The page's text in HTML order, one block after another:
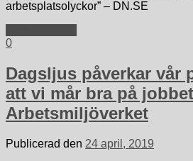
arbetsplatsolyckor” – DN.SE
0
Dagsljus påverkar vår
att vi mår bra på
Arbetsmiljöverket
Publicerad den 24 april, 2019